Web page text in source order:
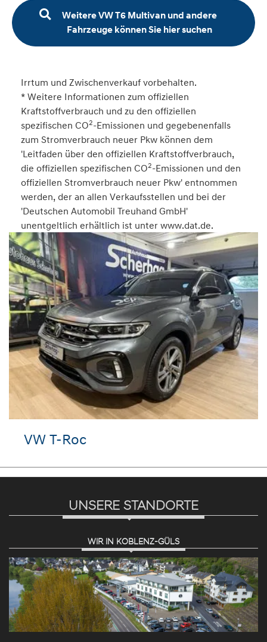
Weitere VW T6 Multivan und andere
Fahrzeuge können Sie hier suchen
Irrtum und Zwischenverkauf vorbehalten.
* Weitere Informationen zum offiziellen
Kraftstoffverbrauch und zu den offiziellen
spezifischen CO2-Emissionen und gegebenenfalls
zum Stromverbrauch neuer Pkw können dem
'Leitfaden über den offiziellen Kraftstoffverbrauch,
die offiziellen spezifischen CO2-Emissionen und den
offiziellen Stromverbrauch neuer Pkw' entnommen
werden, der an allen Verkaufsstellen und bei der
'Deutschen Automobil Treuhand GmbH'
unentgeltlich erhältlich ist unter www.dat.de.
VW T-Roc
UNSERE STANDORTE
WIR IN KOBLENZ-GÜLS